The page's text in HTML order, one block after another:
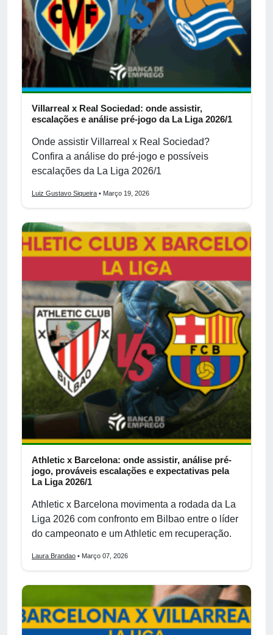
Villarreal x Real Sociedad: onde assistir,
escalações e análise pré-jogo da La Liga 2026/1
Onde assistir Villarreal x Real Sociedad?
Confira a análise do pré-jogo e possíveis
escalações da La Liga 2026/1
Luiz Gustavo Siqueira • Março 19, 2026
Athletic x Barcelona: onde assistir, análise pré-
jogo, prováveis escalações e expectativas pela
La Liga 2026/1
Athletic x Barcelona movimenta a rodada da La
Liga 2026 com confronto em Bilbao entre o líder
do campeonato e um Athletic em recuperação.
Laura Brandao • Março 07, 2026